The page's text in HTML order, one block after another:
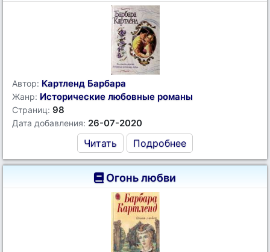
Автор: Картленд Барбара
Жанр: Исторические любовные романы
Страниц: 98
Дата добавления: 26-07-2020
Читать Подробнее
Огонь любви